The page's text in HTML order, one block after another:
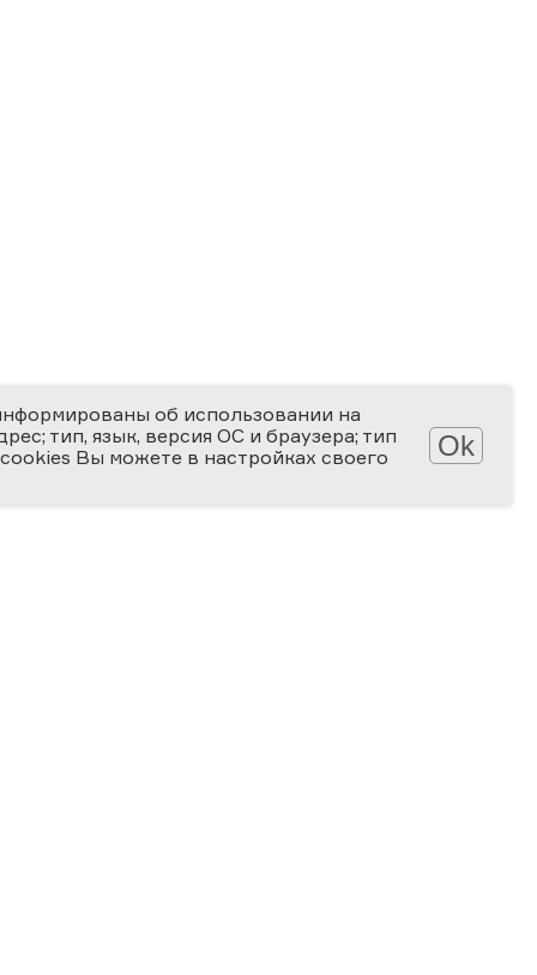
об использовании на
тип, язык, версия ОС и браузера; тип
Вы можете в настройках своего
Ok